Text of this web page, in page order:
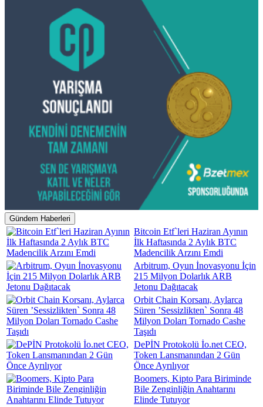
Gündem Haberleri
Bitcoin Etf`leri Haziran Ayının
İlk Haftasında 2 Aylık BTC
Madencilik Arzını Emdi
Arbitrum, Oyun İnovasyonu İçin
215 Milyon Dolarlık ARB
Jetonu Dağıtacak
Orbit Chain Korsanı, Aylarca
Süren ’Sessizlikten` Sonra 48
Milyon Doları Tornado Cashe
Taşıdı
DePİN Protokolü İo.net CEO,
Token Lansmanından 2 Gün
Önce Ayrılıyor
Boomers, Kipto Para Biriminde
Bile Zenginliğin Anahtarını
Elinde Tutuyor